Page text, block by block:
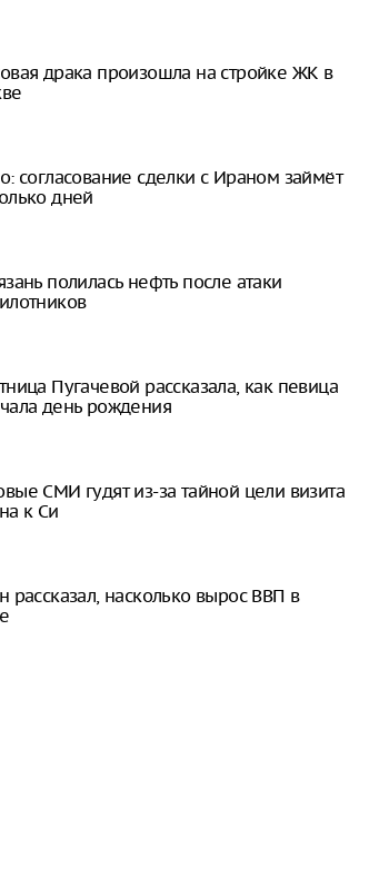
драка произошла на стройке ЖК в
согласование сделки с Ираном займёт
дней
полилась нефть после атаки
Пугачевой рассказала, как певица
день рождения
СМИ гудят из-за тайной цели визита
к Си
рассказал, насколько вырос ВВП в